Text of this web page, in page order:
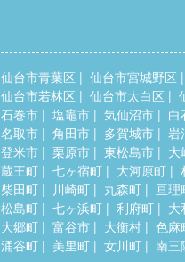
仙台市青葉区
仙台市宮城野区
仙台市若林区
仙台市太白区
石巻市
塩竈市 気仙沼市
白
名取市
角田市 多賀城市
岩
登米市
栗原市 東松島市
大
蔵王町
七ヶ宿町 大河原町
柴田町
川崎町 丸森町 亘理
松島町
七ヶ浜町 利府町
大
大郷町
富谷市 大衡村 色麻
涌谷町
美里町 女川町
南三